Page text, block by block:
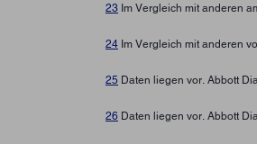
23 Im Vergleich mit anderen
24 Im Vergleich mit anderen
25 Daten liegen vor. Abbott
26 Daten liegen vor. Abbott